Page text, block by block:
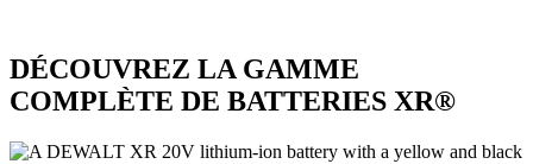
DÉCOUVREZ LA GAMME
COMPLÈTE DE BATTERIES XR®